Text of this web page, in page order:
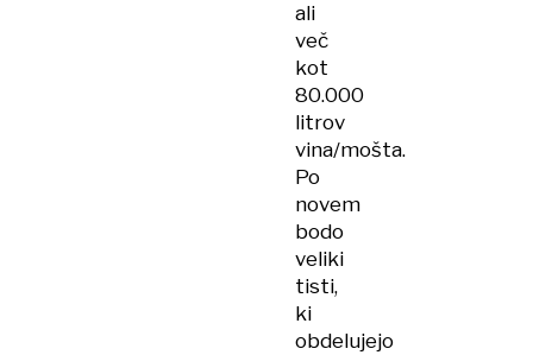
ali
več
kot
80.000
litrov
vina/mošta.
Po
novem
bodo
veliki
tisti,
ki
obdelujejo